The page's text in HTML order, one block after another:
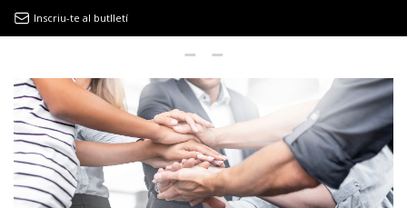
9MAGAZÍN
EL CLÀSSIC | ALBERT PLA
“LA VIDA ÉS COM LA MAR: SEMPRE BUSCA L’EQUILIBRI”
Inscriu-te al butlletí